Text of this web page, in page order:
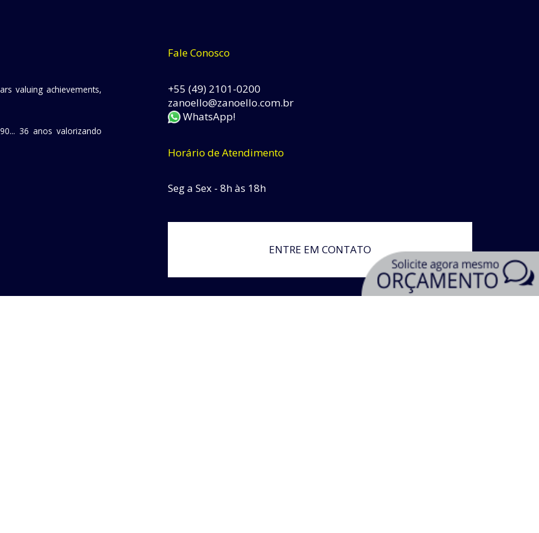
valuing achievements,
36 anos valorizando
Fale Conosco
+55 (49) 2101-0200
zanoello@zanoello.com.br
WhatsApp!
Horário de Atendimento
Seg a Sex - 8h às 18h
ENTRE EM CONTATO